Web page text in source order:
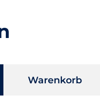
Warenkorb